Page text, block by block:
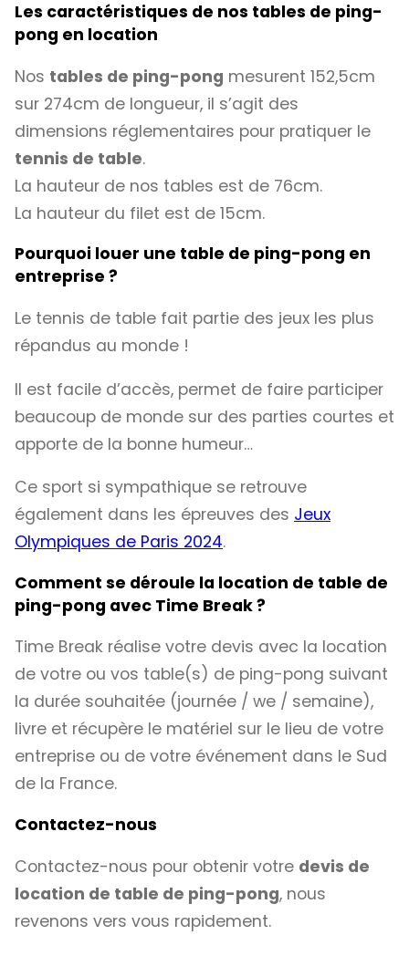
Les caractéristiques de nos tables de ping-
pong en location
Nos tables de ping-pong mesurent 152,5cm
sur 274cm de longueur, il s’agit des
dimensions réglementaires pour pratiquer le
tennis de table.
La hauteur de nos tables est de 76cm.
La hauteur du filet est de 15cm.
Pourquoi louer une table de ping-pong en
entreprise ?
Le tennis de table fait partie des jeux les plus
répandus au monde !
Il est facile d’accès, permet de faire participer
beaucoup de monde sur des parties courtes et
apporte de la bonne humeur…
Ce sport si sympathique se retrouve
également dans les épreuves des Jeux
Olympiques de Paris 2024.
Comment se déroule la location de table de
ping-pong avec Time Break ?
Time Break réalise votre devis avec la location
de votre ou vos table(s) de ping-pong suivant
la durée souhaitée (journée / we / semaine),
livre et récupère le matériel sur le lieu de votre
entreprise ou de votre événement dans le Sud
de la France.
Contactez-nous
Contactez-nous pour obtenir votre devis de
location de table de ping-pong, nous
revenons vers vous rapidement.